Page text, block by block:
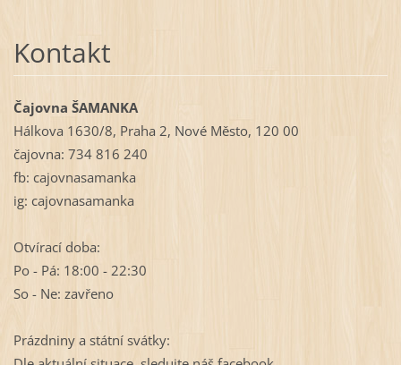
Kontakt
Čajovna ŠAMANKA
Hálkova 1630/8, Praha 2, Nové Město, 120 00
čajovna: 734 816 240
fb: cajovnasamanka
ig: cajovnasamanka
Otvírací doba:
Po - Pá: 18:00 - 22:30
So - Ne: zavřeno
Prázdniny a státní svátky: